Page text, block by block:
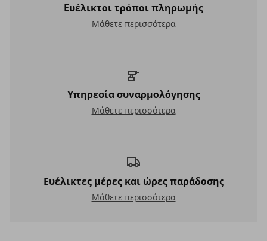
Ευέλικτοι τρόποι πληρωμής
Ευέλικτοι τρόποι πληρωμής
Μάθετε περισσότερα
Υπηρεσία συναρμολόγησης
Υπηρεσία συναρμολόγησης
Μάθετε περισσότερα
Ευέλικτες μέρες και ώρες παράδοσης
Ευέλικτες μέρες και ώρες παράδοσης
Μάθετε περισσότερα